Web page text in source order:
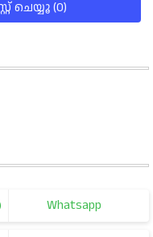
ചെയ്യൂ (0)
Whatsapp